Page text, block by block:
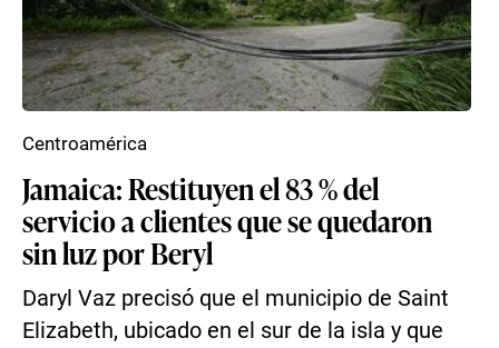
Jamaica: Restituyen el 83 % del
servicio a clientes que se quedaron
sin luz por Beryl
Daryl Vaz precisó que el municipio de Saint
Elizabeth, ubicado en el sur de la isla y que
Centroamérica